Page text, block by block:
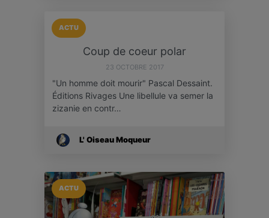
ACTU
Coup de coeur polar
23 OCTOBRE 2017
"Un homme doit mourir" Pascal Dessaint.
Éditions Rivages Une libellule va semer la
zizanie en contr…
L' Oiseau Moqueur
ACTU